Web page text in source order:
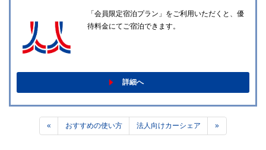
「会員限定宿泊プラン」をご利用いただくと、優
待料金にてご宿泊できます。
詳細へ
« おすすめの使い方 法人向けカーシェア »